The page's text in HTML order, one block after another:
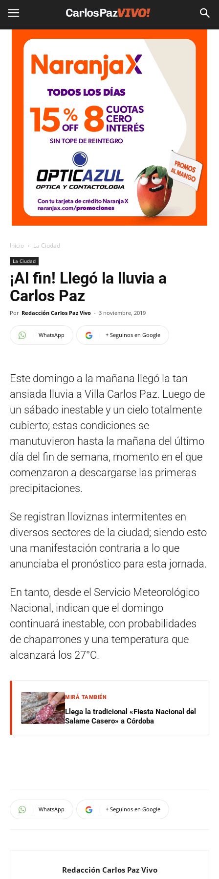
Inicio La Ciudad
La Ciudad
¡Al fin! Llegó la lluvia a
Carlos Paz
Por Redacción Carlos Paz Vivo - 3 noviembre, 2019
WhatsApp + Seguinos en Google
Este domingo a la mañana llegó la tan
ansiada lluvia a Villa Carlos Paz. Luego de
un sábado inestable y un cielo totalmente
cubierto; estas condiciones se
manutuvieron hasta la mañana del último
día del fin de semana, momento en el que
comenzaron a descargarse las primeras
precipitaciones.
Se registran lloviznas intermitentes en
diversos sectores de la ciudad; siendo esto
una manifestación contraria a lo que
anunciaba el pronóstico para esta jornada.
En tanto, desde el Servicio Meteorológico
Nacional, indican que el domingo
continuará inestable, con probabilidades
de chaparrones y una temperatura que
alcanzará los 27°C.
MIRÁ TAMBIÉN
Llega la tradicional «Fiesta Nacional del
Salame Casero» a Córdoba
WhatsApp + Seguinos en Google
Redacción Carlos Paz Vivo